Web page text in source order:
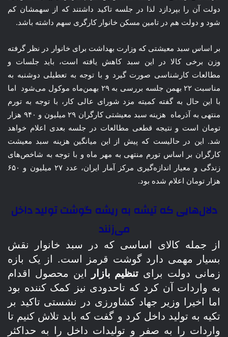
دولت آن را بپردازد لذا در جلسه تاکید داشتند که از سهمشان کم
شود و دولت هم در تامین مسکن خانوار کارگری سهم داشته باشد.
بر اساس سبد معیشتی که وزارت بهداشت برای خانوار در نظر گرفته
وزن برخی کالا در این سبد کاهش یافته است، باید جلسات و
مطالعات کارشناسی صورت گیرد و با توجه به تعطیلی دوشنبه به
مناسبت ۲۲ بهمن جلسه بررسی به ۲۹ بهمن‌ماه موکول می‌شود اما
با این حال به گفته کمیته مزد شورای عالی کار، با توجه به تورم
منتهی به آذرماه هزینه سبد معیشتی کارگران ۲۹ میلیون و ۹۴۰ هزار
تومان است و نتیجه قطعی مطالعات در جلسه بعدی اعلام خواهد
شد. این در حالیست که پیش از این میانگین هزینه سبد معیشت
کارگران بر اساس تورم منتهی به مهر ماه و با توجه به شاخص‌های
زندگی و معیار اندازه‌گیری مرکز آمار ایران، عدد ۲۷ میلیون و ۶۵۰
هزار تومان اعلام شده بود.
دلال‌هایی که تیشه به ریشه گوشت تولید داخل
می‌زنند
از جمله کالای اساسی که در سبد خانوار نقش
بسیار مهمی دارد گوشت قرمز است. از یک بازه
زمانی دولت برای تنظیم بازار این محصول اقدام
به واردات آن کرد که تاحدودی نیز کمک کننده بود
اما اخیرا وزیر جهاد کشاورزی در نشستی تاکید بر
تکیه به تولید داخل کرد و گفت که باید تلاش کنیم تا
واردات را به صفر و تولیدات داخل را به حداکثر